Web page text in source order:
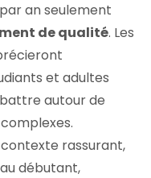
an seulement
de qualité. Les
et adultes
autour de
rassurant,
débutant,